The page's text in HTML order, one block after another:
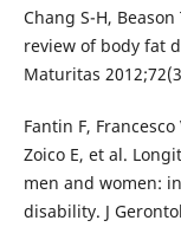
Chang S-H,
review of body fat
Maturitas
Fantin F,
Zoico E, et al.
men and women:
disability. J